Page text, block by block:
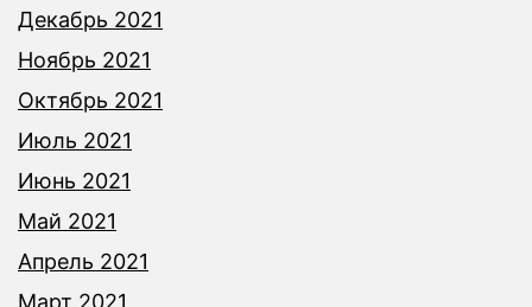
Декабрь 2021
Ноябрь 2021
Октябрь 2021
Июль 2021
Июнь 2021
Май 2021
Апрель 2021
Март 2021